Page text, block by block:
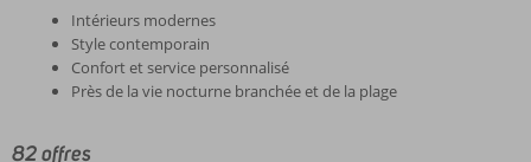
Intérieurs modernes
Style contemporain
Confort et service personnalisé
Près de la vie nocturne branchée et de la plage
82 offres